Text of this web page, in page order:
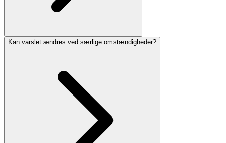
Kan varslet ændres ved særlige omstændigheder?